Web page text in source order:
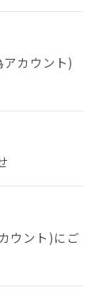
カウント)
ウント)にご